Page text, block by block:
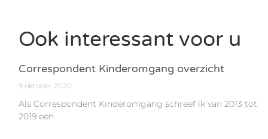
Ook interessant voor u
Correspondent Kinderomgang overzicht
9 oktober 2020
Als Correspondent Kinderomgang schreef ik van 2013 tot
2019 een